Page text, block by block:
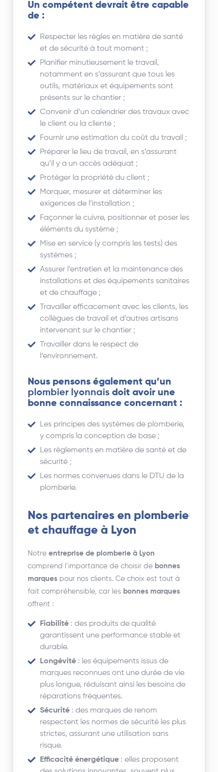
Un compétent devrait être capable
de :
Respecter les règles en matière de santé
et de sécurité à tout moment ;
Planifier minutieusement le travail,
notamment en s’assurant que tous les
outils, matériaux et équipements sont
présents sur le chantier ;
Convenir d’un calendrier des travaux avec
le client ou la cliente ;
Fournir une estimation du coût du travail ;
Préparer le lieu de travail, en s’assurant
qu’il y a un accès adéquat ;
Protéger la propriété du client ;
Marquer, mesurer et déterminer les
exigences de l’installation ;
Façonner le cuivre, positionner et poser les
éléments du système ;
Mise en service (y compris les tests) des
systèmes ;
Assurer l’entretien et la maintenance des
installations et des équipements sanitaires
et de chauffage ;
Travailler efficacement avec les clients, les
collègues de travail et d’autres artisans
intervenant sur le chantier ;
Travailler dans le respect de
l’environnement.
Nous pensons également qu’un
plombier lyonnais doit avoir une
bonne connaissance concernant :
Les principes des systèmes de plomberie,
y compris la conception de base ;
Les règlements en matière de santé et de
sécurité ;
Les normes convenues dans le DTU de la
plomberie.
Nos partenaires en plomberie
et chauffage à Lyon
Notreentreprise de plomberie à Lyon
comprend l’importance de choisir de bonnes
marques pour nos clients. Ce choix est tout à
fait compréhensible, car les bonnes marques
offrent :
Fiabilité : des produits de qualité
garantissent une performance stable et
durable.
Longévité : les équipements issus de
marques reconnues ont une durée de vie
plus longue, réduisant ainsi les besoins de
réparations fréquentes.
Sécurité : des marques de renom
respectent les normes de sécurité les plus
strictes, assurant une utilisation sans
risque.
Efficacité énergétique : elles proposent